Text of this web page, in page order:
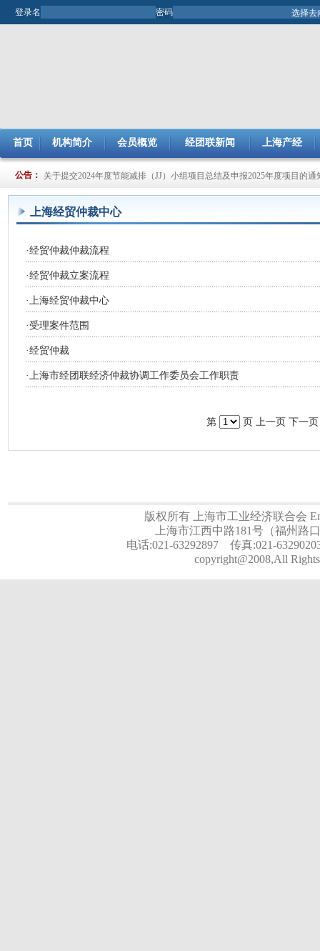
登录名 密码
首页 机构简介 会员概览 经团联新闻 上海产经
公告：
关于开展2025年市企业管理现代化创新成果评审工作的通知
关于提交2024年度节能减排（JJ）小组项目总结及申报2025年度项目的通
上海经贸仲裁中心
·经贸仲裁仲裁流程
·经贸仲裁立案流程
·上海经贸仲裁中心
·受理案件范围
·经贸仲裁
·上海市经团联经济仲裁协调工作委员会工作职责
第 页 上一页 下一页
版权所有 上海市工业经济联合会
上海市江西中路181号（福州路
电话:021-63292897 传真:021-
copyright@2008,All